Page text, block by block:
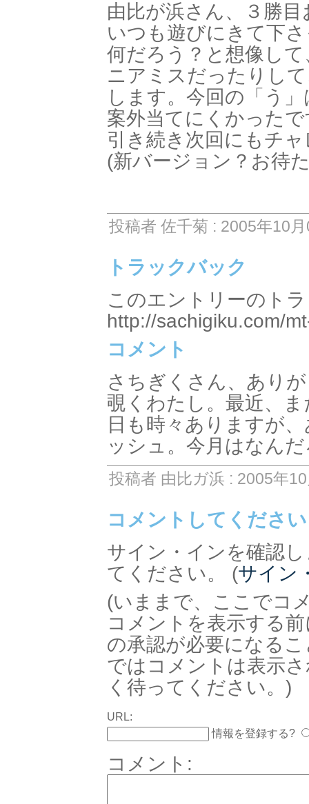
由比が浜さん、３勝
いつも遊びにきて下
何だろう？と想像し
ニアミスだったりし
します。今回の「う
案外当てにくかった
引き続き次回にもチ
(新バージョン？お待
投稿者 佐千菊 : 2005年10
トラックバック
このエントリーのト
http://sachigiku.com/
コメント
さちぎくさん、あり
覗くわたし。最近、
日も時々ありますが
ッシュ。今月はなん
投稿者 由比ガ浜 : 2005年
コメントしてください
サイン・インを確認
てください。 (サイン
(いままで、ここでコ
コメントを表示する
の承認が必要になる
ではコメントは表示
く待ってください。)
URL:
情報を登録する?
コメント: